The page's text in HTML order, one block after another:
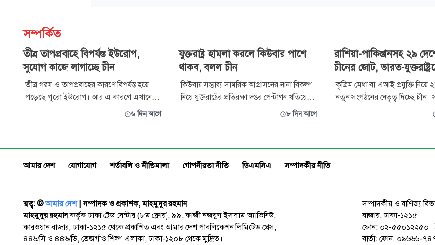
সম্পর্কিত
তীব্র তাপপ্রবাহে বিপর্যস্ত ইউরোপ,
সুযোগ কাজে লাগাচ্ছে চীন
তীব্র গরম ও তাপপ্রবাহের কারণে বিপর্যস্ত হয়ে
পড়েছে পুরো ইউরোপ। আর এ কারণে এখানে
এয়ার কন্ডিশনারেরও চাহিদা ব্যাপকভাবে
সমুদ্রপথের পরিবর্তে চীন-ইউরোপ মালবাহী
ট্রেনকে প্রধান পরিবহন মাধ্যম হিসেবে ব্যবহার
৬ দিন আগে
যুক্তরাষ্ট্র হামলা করলে কিউবার পাশে
থাকব, বলল চীন
কিউবায় সম্ভাব্য সামরিক আগ্রাসনের নানা বিকল্প
নিয়ে যুক্তরাষ্ট্রের প্রতিরক্ষা দপ্তর পেন্টাগন খতিয়ে
দেখছে—এমন সংবাদের পর ওয়াশিংটনকে
মন্ত্রণালয়ের মুখপাত্র মাও নিং জানান, বেইজিং
পুরো বিষয়টি নজরদারিতে রে
৮ দিন আগে
রাশিয়া-পাকিস্তানসহ ২৯
চীনের জোট, ভারত-
কৃত্রিম মেধা বা এআই প্রযুক্তি নিয়ে
নতুন সংগঠনের নেতৃত্ব দিচ্ছে চীন।
‘ওয়ার্ল্ড আর্টিফিশিয়াল
প্রেসিডেন্ট শি জিনপিং। জল্পনা
আমার দেশ যোগাযোগ শর্তাবলি ও নীতিমালা গোপনীয়তা নীতি ডিএমসিএ সম্পাদকীয় নীতি
স্বত্ব: ©️আমার দেশ| সম্পাদক ও প্রকাশক, মাহমুদুর রহমান
মাহমুদুর রহমানকর্তৃক ঢাকা ট্রেড সেন্টার (৮ম ফ্লোর), ৯৯, কাজী নজরুল ইসলাম অ্যাভিনিউ,
কারওয়ান বাজার, ঢাকা-১২১৫ থেকে প্রকাশিত এবং আমার দেশ পাবলিকেশন লিমিটেড প্রেস,
৪৪৬/সি ও ৪৪৬/ডি, তেজগাঁও শিল্প এলাকা, ঢাকা-১২০৮ থেকে মুদ্রিত।
সম্পাদকীয় ও বাণিজ্য
বাজার, ঢাকা-১২১৫।
ফোন: ০২-৫৫০১২২৫০।
বার্তা: ফোন: ০৯৬৬৬-